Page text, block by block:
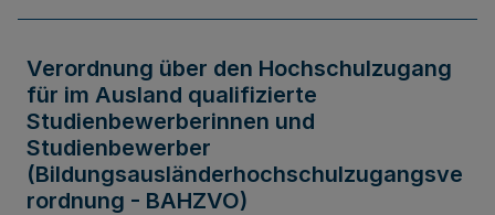
Verordnung über den Hochschulzugang
für im Ausland qualifizierte
Studienbewerberinnen und
Studienbewerber
(Bildungsausländerhochschulzugangsve
rordnung - BAHZVO)